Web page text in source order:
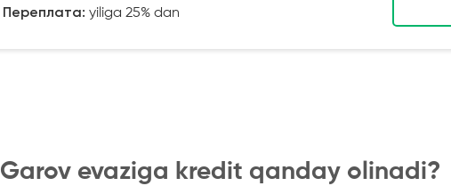
Переплата: yiliga 25% dan
Garov evaziga kredit qanday olinadi?